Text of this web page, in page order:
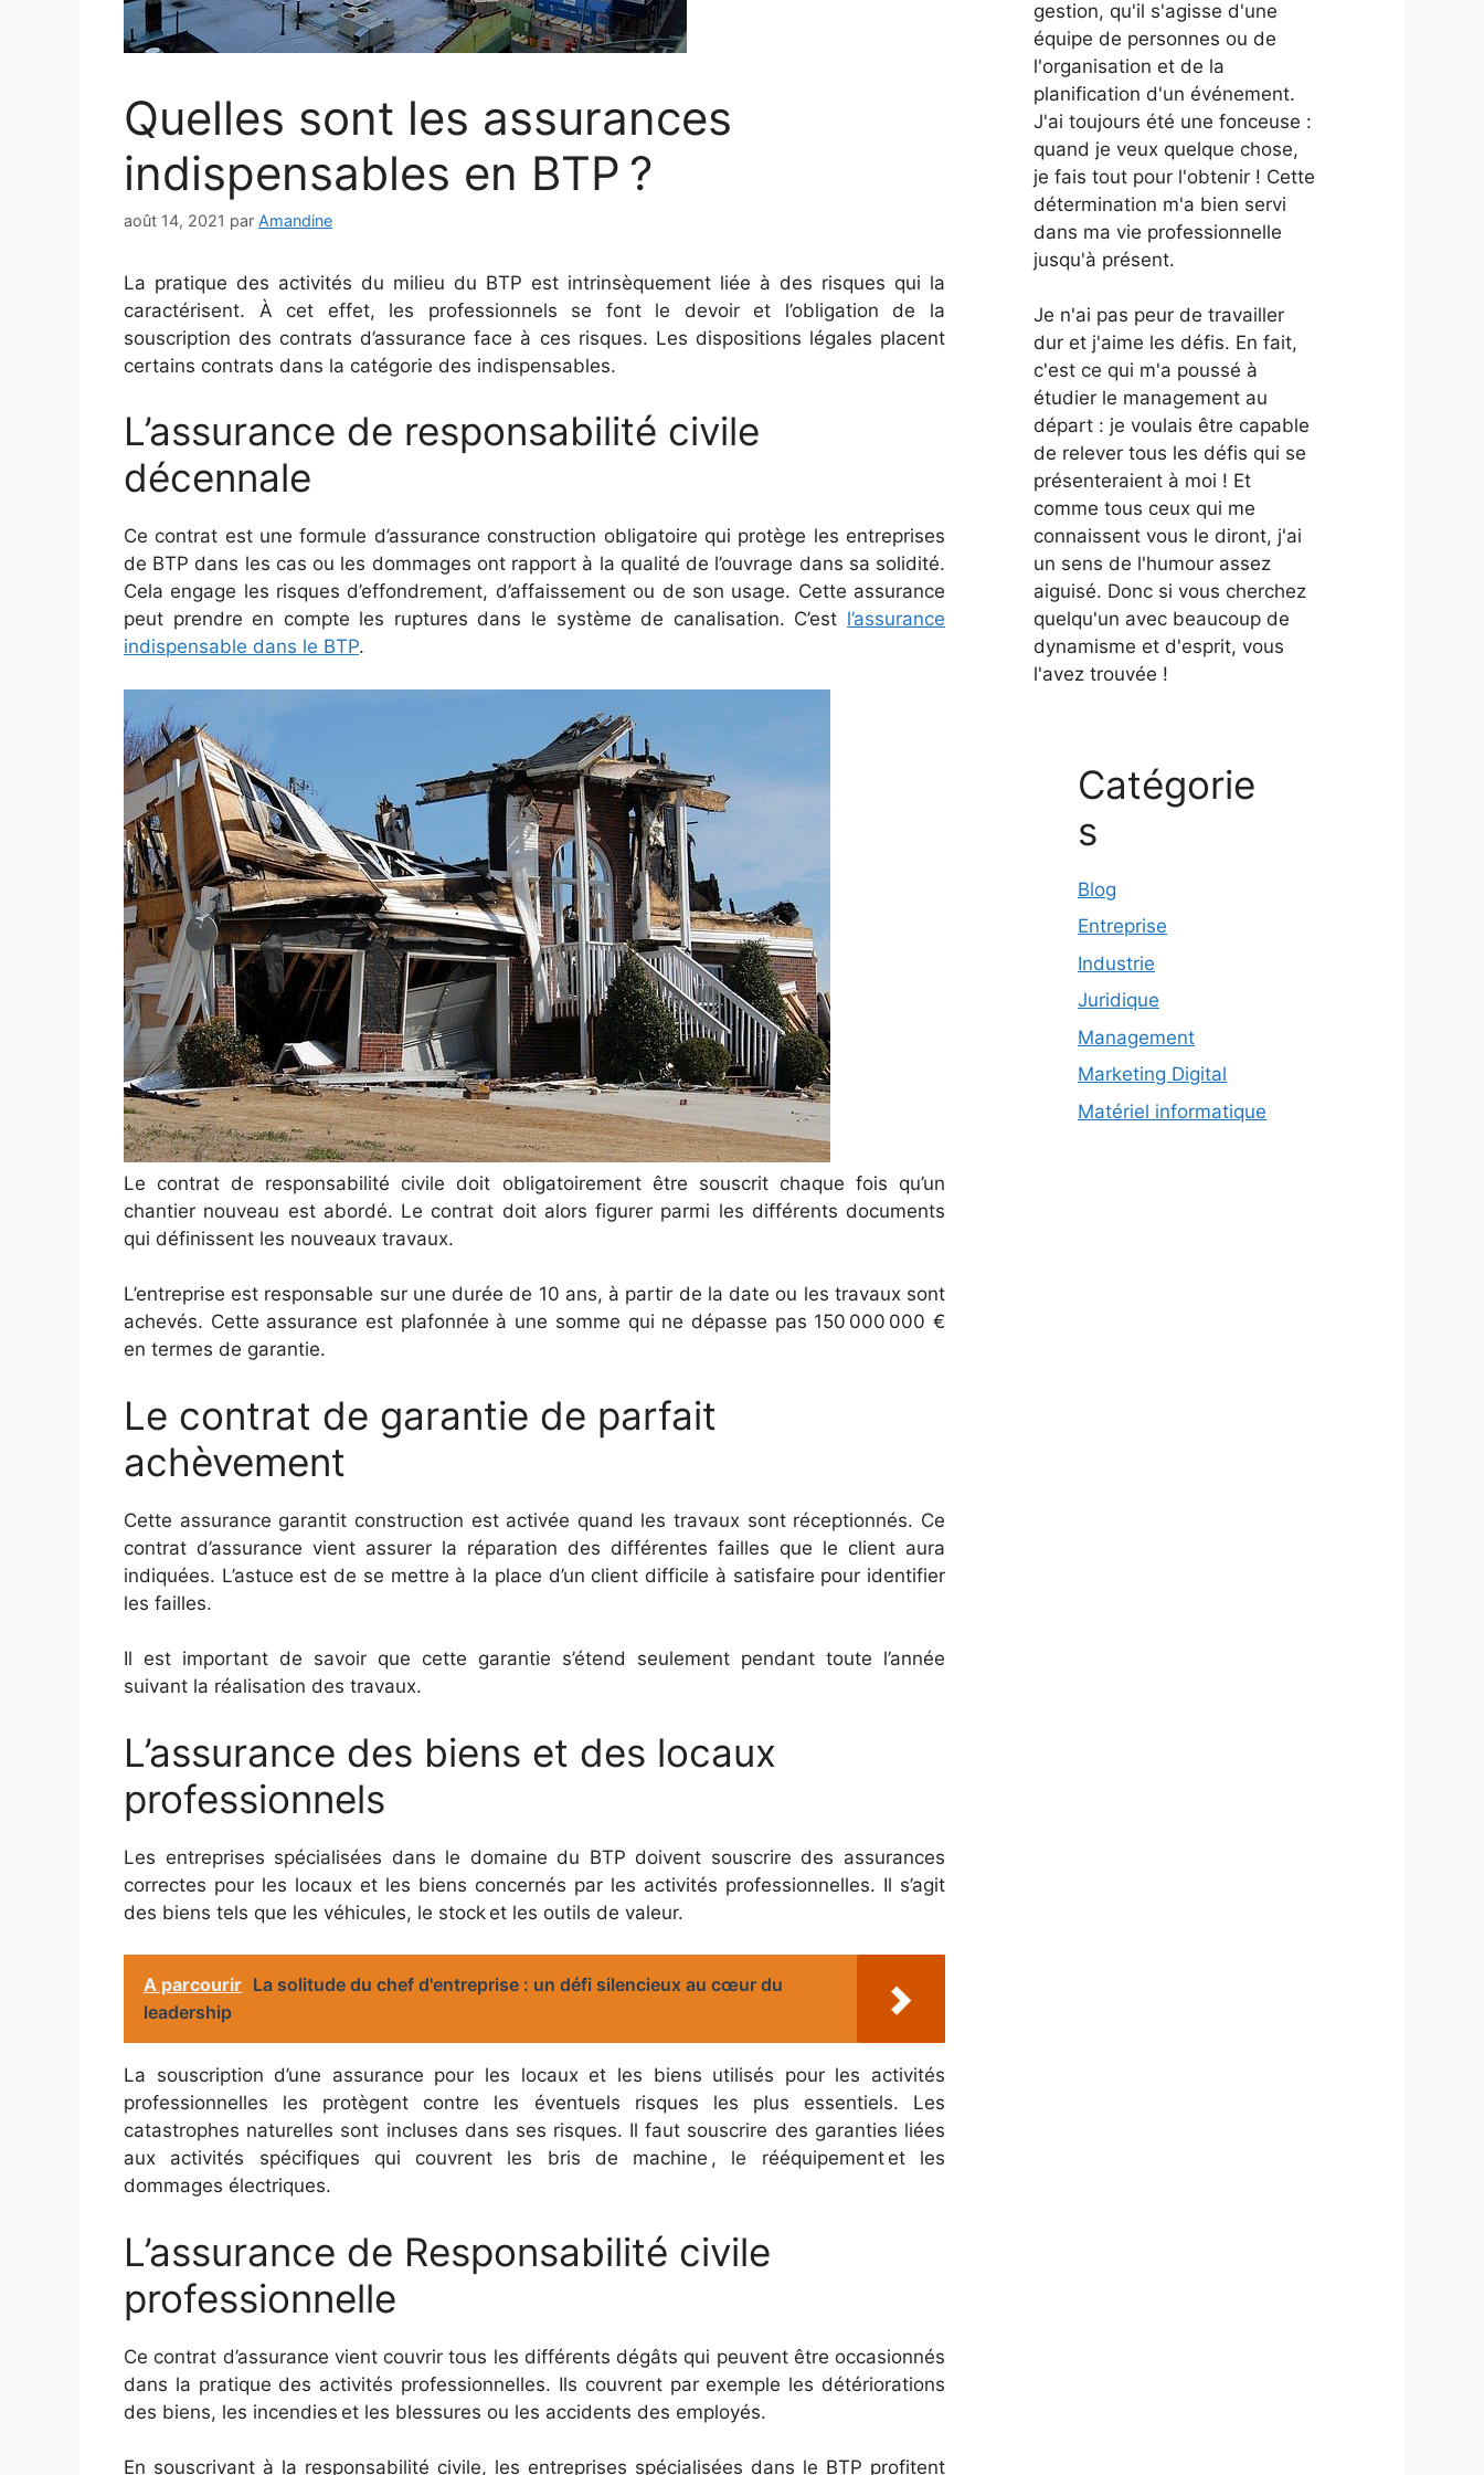
Quelles sont les assurances
indispensables en BTP ?
août 14, 2021 par Amandine
La pratique des activités du milieu du BTP est intrinsèquement liée à des risques qui la
caractérisent. À cet effet, les professionnels se font le devoir et l’obligation de la
souscription des contrats d’assurance face à ces risques. Les dispositions légales placent
certains contrats dans la catégorie des indispensables.
L’assurance de responsabilité civile
décennale
Ce contrat est une formule d’assurance construction obligatoire qui protège les entreprises
de BTP dans les cas ou les dommages ont rapport à la qualité de l’ouvrage dans sa solidité.
Cela engage les risques d’effondrement, d’affaissement ou de son usage. Cette assurance
peut prendre en compte les ruptures dans le système de canalisation. C’est l’assurance
indispensable dans le BTP.
Le contrat de responsabilité civile doit obligatoirement être souscrit chaque fois qu’un
chantier nouveau est abordé. Le contrat doit alors figurer parmi les différents documents
qui définissent les nouveaux travaux.
L’entreprise est responsable sur une durée de 10 ans, à partir de la date ou les travaux sont
achevés. Cette assurance est plafonnée à une somme qui ne dépasse pas 150 000 000 €
en termes de garantie.
Le contrat de garantie de parfait
achèvement
Cette assurance garantit construction est activée quand les travaux sont réceptionnés. Ce
contrat d’assurance vient assurer la réparation des différentes failles que le client aura
indiquées. L’astuce est de se mettre à la place d’un client difficile à satisfaire pour identifier
les failles.
Il est important de savoir que cette garantie s’étend seulement pendant toute l’année
suivant la réalisation des travaux.
L’assurance des biens et des locaux
professionnels
Les entreprises spécialisées dans le domaine du BTP doivent souscrire des assurances
correctes pour les locaux et les biens concernés par les activités professionnelles. Il s’agit
des biens tels que les véhicules, le stock et les outils de valeur.
A parcourir La solitude du chef d'entreprise : un défi silencieux au cœur du
leadership
La souscription d’une assurance pour les locaux et les biens utilisés pour les activités
professionnelles les protègent contre les éventuels risques les plus essentiels. Les
catastrophes naturelles sont incluses dans ses risques. Il faut souscrire des garanties liées
aux activités spécifiques qui couvrent les bris de machine , le rééquipement et les
dommages électriques.
L’assurance de Responsabilité civile
professionnelle
Ce contrat d’assurance vient couvrir tous les différents dégâts qui peuvent être occasionnés
dans la pratique des activités professionnelles. Ils couvrent par exemple les détériorations
des biens, les incendies et les blessures ou les accidents des employés.
En souscrivant à la responsabilité civile, les entreprises spécialisées dans le BTP profitent
gestion, qu'il s'agisse d'une
équipe de personnes ou de
l'organisation et de la
planification d'un événement.
J'ai toujours été une fonceuse :
quand je veux quelque chose,
je fais tout pour l'obtenir ! Cette
détermination m'a bien servi
dans ma vie professionnelle
jusqu'à présent.
Je n'ai pas peur de travailler
dur et j'aime les défis. En fait,
c'est ce qui m'a poussé à
étudier le management au
départ : je voulais être capable
de relever tous les défis qui se
présenteraient à moi ! Et
comme tous ceux qui me
connaissent vous le diront, j'ai
un sens de l'humour assez
aiguisé. Donc si vous cherchez
quelqu'un avec beaucoup de
dynamisme et d'esprit, vous
l'avez trouvée !
Catégorie
s
Blog
Entreprise
Industrie
Juridique
Management
Marketing Digital
Matériel informatique